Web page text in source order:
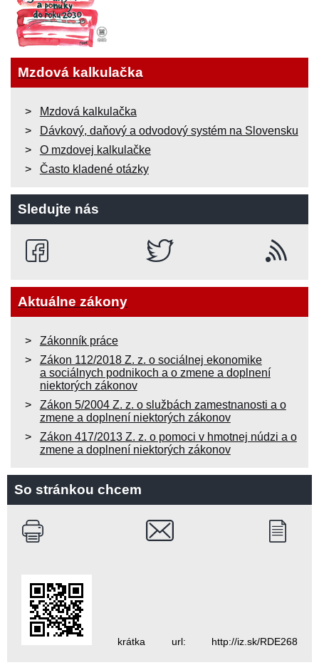
Mzdová kalkulačka
Mzdová kalkulačka
Dávkový, daňový a odvodový systém na Slovensku
O mzdovej kalkulačke
Často kladené otázky
Sledujte nás
Aktuálne zákony
Zákonník práce
Zákon 112/2018 Z. z. o sociálnej ekonomike
a sociálnych podnikoch a o zmene a doplnení
niektorých zákonov
Zákon 5/2004 Z. z. o službách zamestnanosti a o
zmene a doplnení niektorých zákonov
Zákon 417/2013 Z. z. o pomoci v hmotnej núdzi a o
zmene a doplnení niektorých zákonov
So stránkou chcem
krátka url: http://iz.sk/RDE268